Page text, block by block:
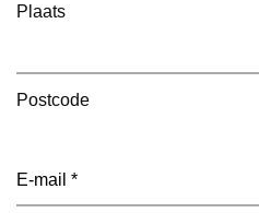
Plaats
Postcode
E-